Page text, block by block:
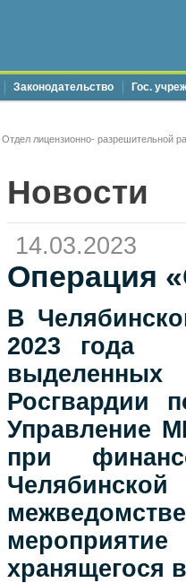
Законодательство Гос.
Отдел лицензионно- разрешительной
Новости
14.03.2023
Операция
В
2023 года
Росгвардии
Управление
при
хранящегося